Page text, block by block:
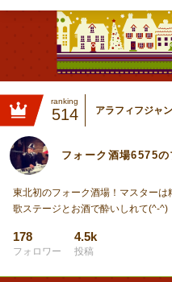
ranking
514 アラフィフジャ
フォーク酒場6575の
東北初のフォーク酒場！マスター
歌ステージとお酒で酔いしれて(^-^)
178
フォロワー
4.5k
投稿